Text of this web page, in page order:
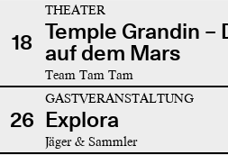
18
THEATER
Temple Grandin –
auf dem Mars
Team Tam Tam
26
GASTVERANSTALTUNG
Explora
Jäger & Sammler